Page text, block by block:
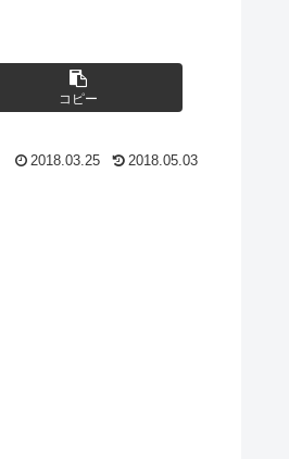
コピー
2018.03.25 2018.05.03